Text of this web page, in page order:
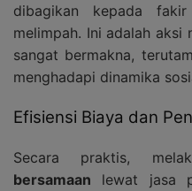
dibagikan kepada
melimpah. Ini adalah aksi
sangat bermakna,
menghadapi dinamika
Efisiensi Biaya dan
Secara praktis,
bersamaan lewat jasa